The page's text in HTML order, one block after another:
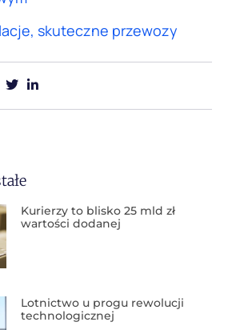
skuteczne przewozy
Kurierzy to blisko 25 mld zł
wartości dodanej
Lotnictwo u progu rewolucji
technologicznej